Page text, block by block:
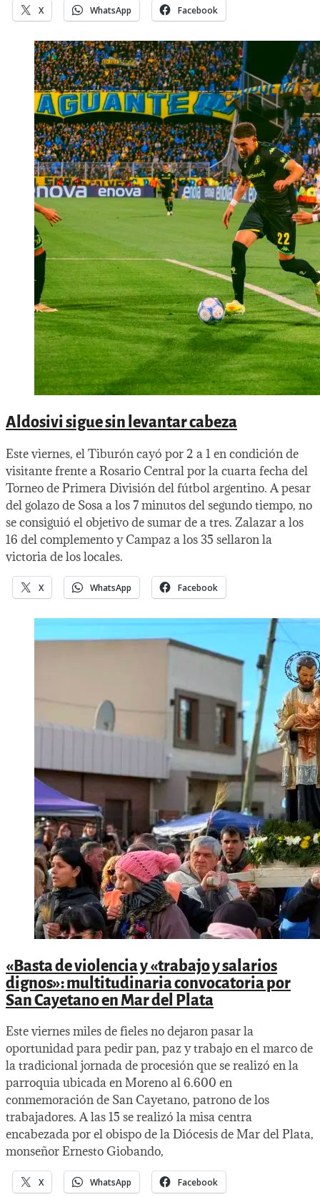
X WhatsApp Facebook
Aldosivi sigue sin levantar cabeza
Este viernes, el Tiburón cayó por 2 a 1 en condición de
visitante frente a Rosario Central por la cuarta fecha del
Torneo de Primera División del fútbol argentino. A pesar
del golazo de Sosa a los 7 minutos del segundo tiempo, no
se consiguió el objetivo de sumar de a tres. Zalazar a los
16 del complemento y Campaz a los 35 sellaron la
victoria de los locales.
X WhatsApp Facebook
«Basta de violencia y «trabajo y salarios
dignos»: multitudinaria convocatoria por
San Cayetano en Mar del Plata
Este viernes miles de fieles no dejaron pasar la
oportunidad para pedir pan, paz y trabajo en el marco de
la tradicional jornada de procesión que se realizó en la
parroquia ubicada en Moreno al 6.600 en
conmemoración de San Cayetano, patrono de los
trabajadores. A las 15 se realizó la misa centra
encabezada por el obispo de la Diócesis de Mar del Plata,
monseñor Ernesto Giobando,
X WhatsApp Facebook